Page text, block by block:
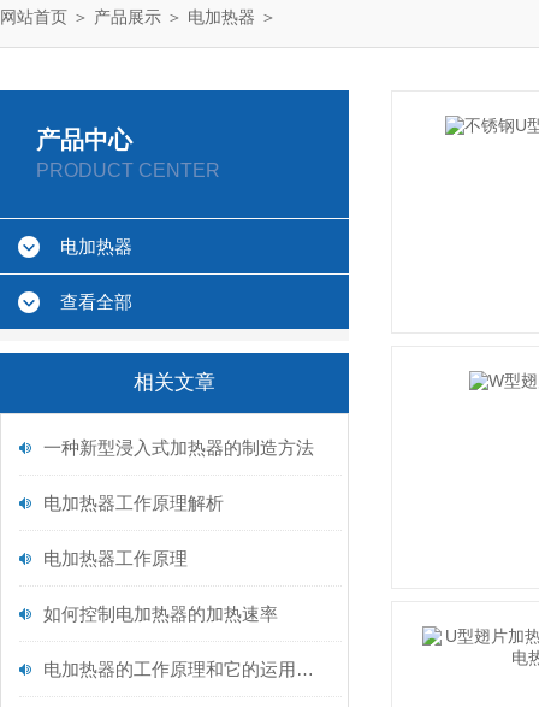
网站首页 ＞ 产品展示 ＞ 电加热器 ＞
产品中心
PRODUCT CENTER
电加热器
查看全部
相关文章
一种新型浸入式加热器的制造方法
电加热器工作原理解析
电加热器工作原理
如何控制电加热器的加热速率
电加热器的工作原理和它的运用范围